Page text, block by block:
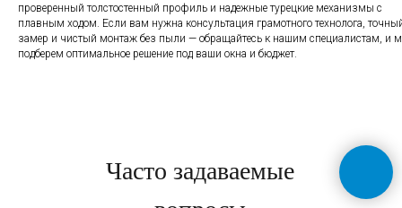
проверенный толстостенный профиль и надежные турецкие механизмы с
плавным ходом. Если вам нужна консультация грамотного технолога,
замер и чистый монтаж без пыли — обращайтесь к нашим специалистам, и
подберем оптимальное решение под ваши окна и бюджет.
Часто задаваемые